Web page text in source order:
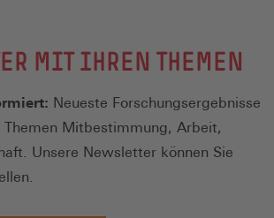
MIT IHREN THEMEN
Neueste Forschungsergebnisse
Themen Mitbestimmung, Arbeit,
Unsere Newsletter können Sie